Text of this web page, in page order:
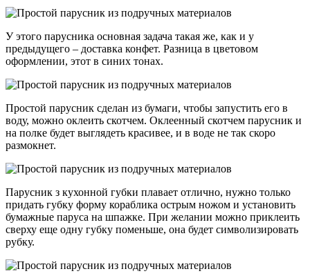
У этого парусника основная задача такая же, как и у
предыдущего – доставка конфет. Разница в цветовом
оформлении, этот в синих тонах.
Простой парусник сделан из бумаги, чтобы запустить его в
воду, можно оклеить скотчем. Оклеенный скотчем парусник и
на полке будет выглядеть красивее, и в воде не так скоро
размокнет.
Парусник з кухонной губки плавает отлично, нужно только
придать губку форму кораблика острым ножом и установить
бумажные паруса на шпажке. При желании можно приклеить
сверху еще одну губку поменьше, она будет символизировать
рубку.